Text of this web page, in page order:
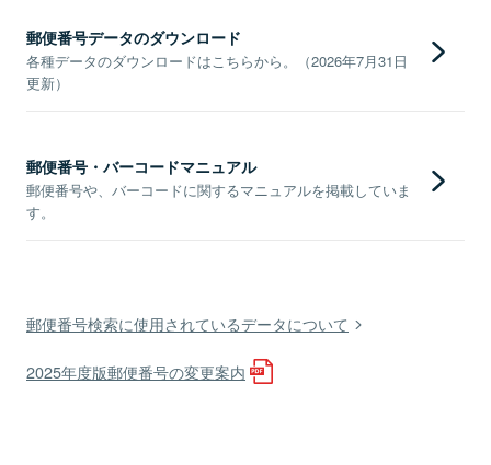
郵便番号データのダウンロード
各種データのダウンロードはこちらから。（2026年7月31日
更新）
郵便番号・バーコードマニュアル
郵便番号や、バーコードに関するマニュアルを掲載していま
す。
郵便番号検索に使用されているデータについて
2025年度版郵便番号の変更案内